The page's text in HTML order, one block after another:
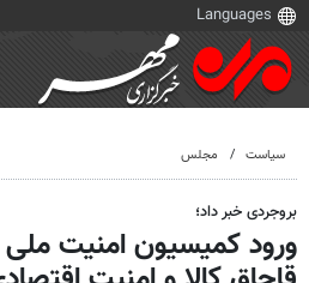
سیاست مجلس
بروجردی خبر داد؛
ورود کمیسیون امنیت